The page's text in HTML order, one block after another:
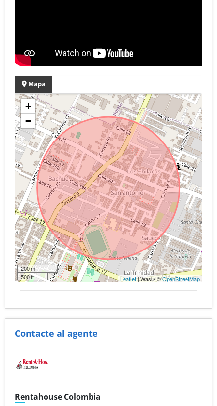
Mapa
+
−
200 m
500 ft
Leaflet| Wasi - ©OpenStreetMap
Contacte al agente
Rentahouse Colombia